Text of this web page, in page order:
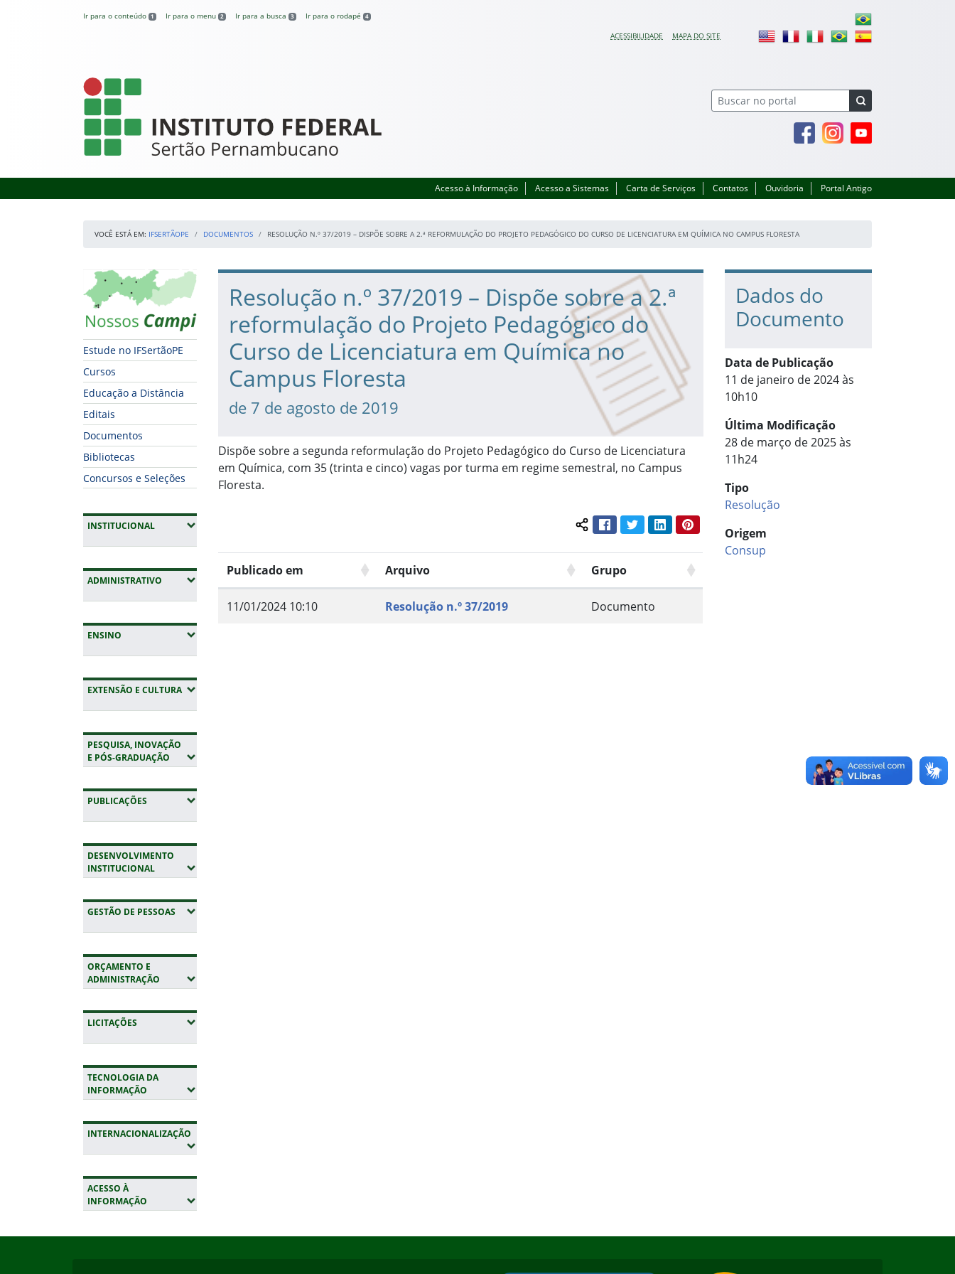
Ir para o conteúdo 1 Ir para o menu 2 Ir para a busca 3 Ir para o rodapé 4
ACESSIBILIDADE MAPA DO SITE
IFSertãoPE
FacebookInstagramYoutube
Acesso à Informação Acesso a Sistemas Carta de Serviços Contatos Ouvidoria Portal Antigo
VOCÊ ESTÁ EM: IFSERTÃOPE DOCUMENTOS RESOLUÇÃO N.º 37/2019 – DISPÕE SOBRE A 2.ª REFORMULAÇÃO DO PROJETO PEDAGÓGICO DO CURSO DE LICENCIATURA EM QUÍMICA NO CAMPUS FLORESTA
Início da navegação
Mapa Campi
Estude no IFSertãoPE
Cursos
Educação a Distância
Editais
Documentos
Bibliotecas
Concursos e Seleções
INSTITUCIONAL(EXPANDIR SUBMENUS)
ADMINISTRATIVO (EXPANDIR SUBMENUS)
ENSINO (EXPANDIR SUBMENUS)
EXTENSÃO E CULTURA(EXPANDIR SUBMENUS)
PESQUISA, INOVAÇÃO
E PÓS-GRADUAÇÃO (EXPANDIR SUBMENUS)
PUBLICAÇÕES (EXPANDIR SUBMENUS)
DESENVOLVIMENTO
INSTITUCIONAL(EXPANDIR SUBMENUS)
GESTÃO DE PESSOAS (EXPANDIR SUBMENUS)
ORÇAMENTO E
ADMINISTRAÇÃO (EXPANDIR SUBMENUS)
LICITAÇÕES (EXPANDIR SUBMENUS)
TECNOLOGIA DA
INFORMAÇÃO (EXPANDIR SUBMENUS)
INTERNACIONALIZAÇÃO
ACESSO À
INFORMAÇÃO (EXPANDIR SUBMENUS)
Início do conteúdo
Resolução n.º 37/2019 – Dispõe sobre a 2.ª
reformulação do Projeto Pedagógico do
Curso de Licenciatura em Química no
Campus Floresta
de 7 de agosto de 2019
Dispõe sobre a segunda reformulação do Projeto Pedagógico do Curso de Licenciatura
em Química, com 35 (trinta e cinco) vagas por turma em regime semestral, no Campus
Floresta.
Compartilhar conteúdo:
FacebookTwitterLinkedInPinterest
Publicado em Arquivo Grupo
11/01/2024 10:10 Resolução n.º 37/2019 Documento
Dados do
Documento
Data de Publicação
11 de janeiro de 2024 às
10h10
Última Modificação
28 de março de 2025 às
11h24
Tipo
Resolução
Origem
Consup